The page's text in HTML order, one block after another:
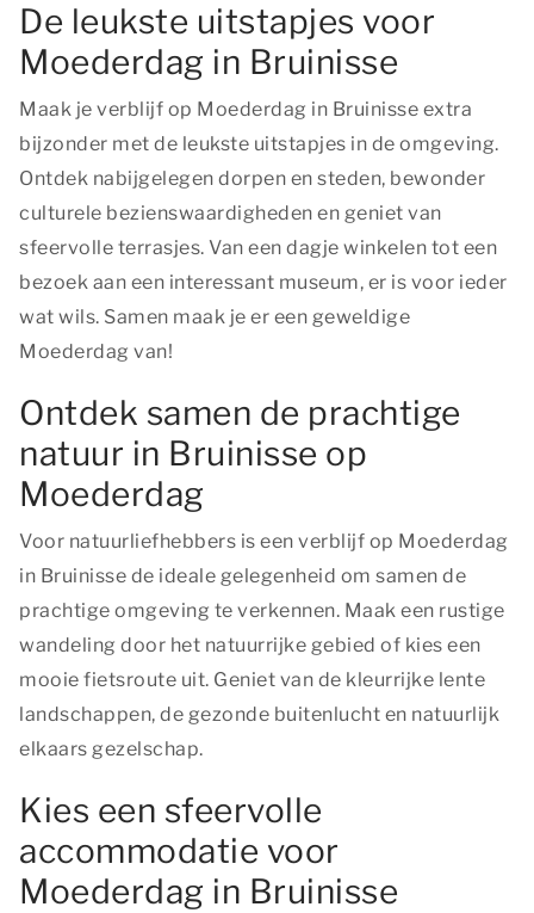
De leukste uitstapjes voor
Moederdag in Bruinisse
Maak je verblijf op Moederdag in Bruinisse extra
bijzonder met de leukste uitstapjes in de omgeving.
Ontdek nabijgelegen dorpen en steden, bewonder
culturele bezienswaardigheden en geniet van
sfeervolle terrasjes. Van een dagje winkelen tot een
bezoek aan een interessant museum, er is voor ieder
wat wils. Samen maak je er een geweldige
Moederdag van!
Ontdek samen de prachtige
natuur in Bruinisse op
Moederdag
Voor natuurliefhebbers is een verblijf op Moederdag
in Bruinisse de ideale gelegenheid om samen de
prachtige omgeving te verkennen. Maak een rustige
wandeling door het natuurrijke gebied of kies een
mooie fietsroute uit. Geniet van de kleurrijke lente
landschappen, de gezonde buitenlucht en natuurlijk
elkaars gezelschap.
Kies een sfeervolle
accommodatie voor
Moederdag in Bruinisse